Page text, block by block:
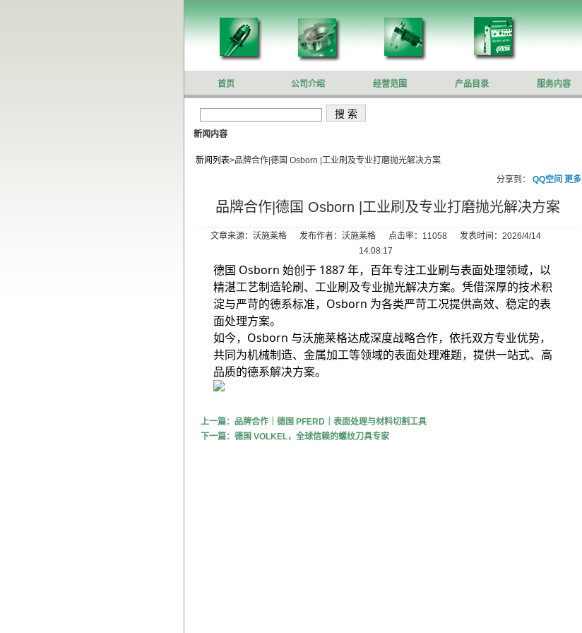
首页 公司介绍 经营范围 产品目录 服务内容
新闻内容
新闻列表>品牌合作|德国 Osborn |工业刷及专业打磨抛光解决方案
分享到：
QQ空间 更多
品牌合作|德国 Osborn |工业刷及专业打磨抛光解决方案
文章来源：沃施莱格 发布作者：沃施莱格 点击率：11058 发表时间：2026/4/14
14:08:17
德国 Osborn 始创于 1887 年，百年专注工业刷与表面处理领域，以
精湛工艺制造轮刷、工业刷及专业抛光解决方案。凭借深厚的技术积
淀与严苛的德系标准，Osborn 为各类严苛工况提供高效、稳定的表
面处理方案。
如今，Osborn 与沃施莱格达成深度战略合作，依托双方专业优势，
共同为机械制造、金属加工等领域的表面处理难题，提供一站式、高
品质的德系解决方案。
上一篇：品牌合作｜德国 PFERD｜表面处理与材料切割工具
下一篇：德国 VOLKEL，全球信赖的螺纹刀具专家